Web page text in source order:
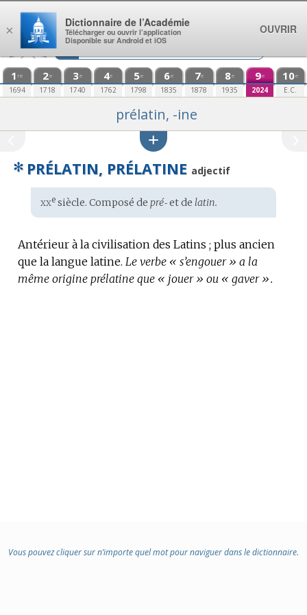
Aller au contenu
1 re
1694
2e
1718
3e
1740
4e
1762
5e
1798
6e
1835
7e
1878
8e
1935
9e
2024
10e
E.C.
prélatin, -ine
✻ PRÉLATIN, PRÉLATINE adjectif
Étymologie
:
xxesiècle. Composé de pré‑et de latin.
Antérieur à la civilisation des Latins ; plus ancien
que la langue latine. Le verbe « s’engouer » a la
même origine prélatine que « jouer » ou « gaver ».
Vous pouvez cliquer sur n’importe quel mot pour naviguer dans le dictionnaire.
×
Dictionnaire de l’Académie
Télécharger ou ouvrir l’application
Disponible sur Android et iOS
OUVRIR